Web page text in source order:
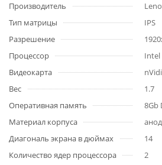
Производитель
Тип матрицы
IPS
Разрешение
Процессор
Intel
Видеокарта
Вес
1.7
Оперативная память
8Gb
Материал корпуса
Диагональ экрана в дюймах
14
Количество ядер процессора
2